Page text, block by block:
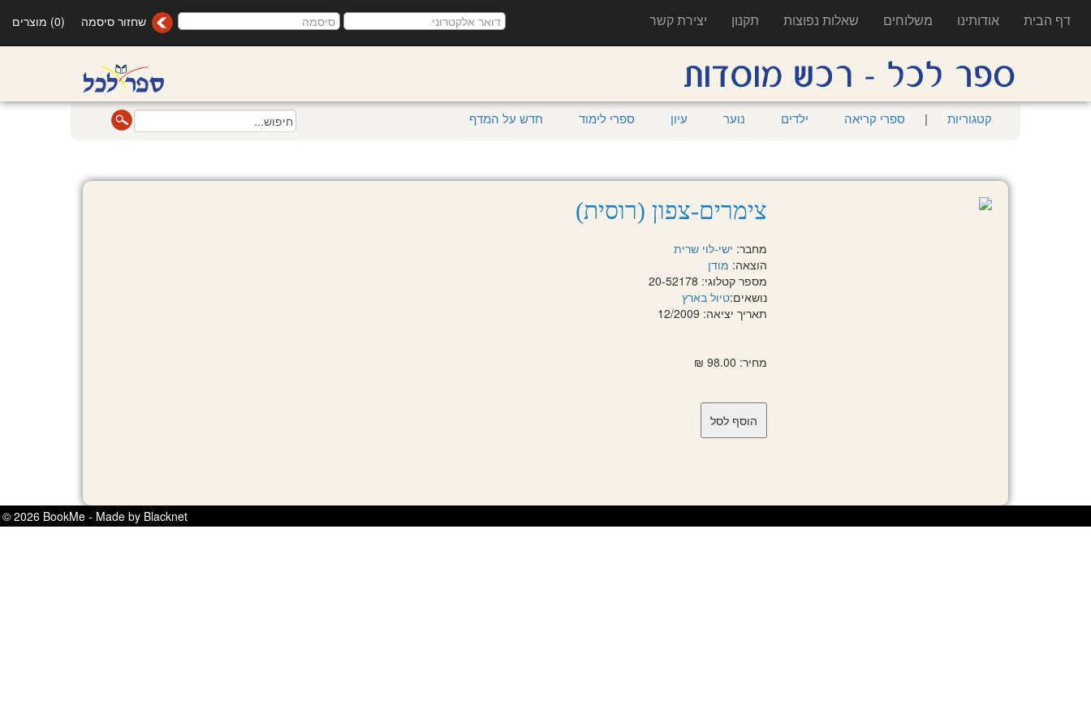
דף הבית אודותינו משלוחים שאלות נפוצות תקנון יצירת קשר שחזור סיסמה (0) מוצרים
קטגוריות | ספרי קריאה ילדים נוער עיון ספרי לימוד חדש על המדף
צימרים-צפון (רוסית)
מחבר: ישי-לוי שרית
הוצאה: מודן
מספר קטלוגי: 20-52178
נושאים:טיול בארץ
תאריך יציאה: 12/2009
מחיר: 98.00 ₪
© 2026 BookMe - Made by Blacknet